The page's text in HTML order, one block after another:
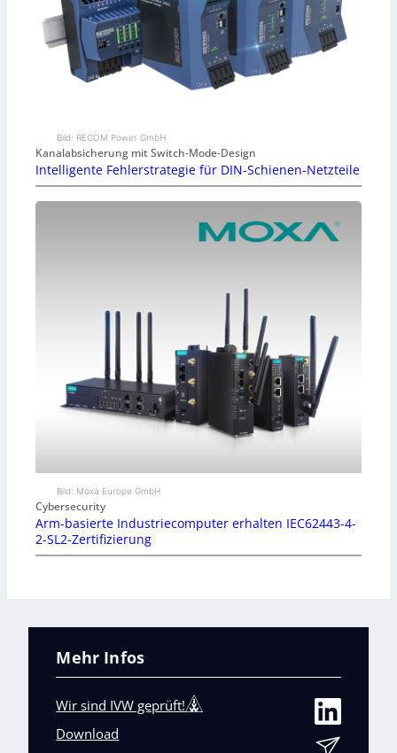
Bild: RECOM Power GmbH
Kanalabsicherung mit Switch-Mode-Design
Intelligente Fehlerstrategie für DIN-Schienen-Netzteile
Bild: Moxa Europe GmbH
Cybersecurity
Arm-basierte Industriecomputer erhalten IEC62443-4-
2-SL2-Zertifizierung
Mehr Infos
Wir sind IVW geprüft!
Download